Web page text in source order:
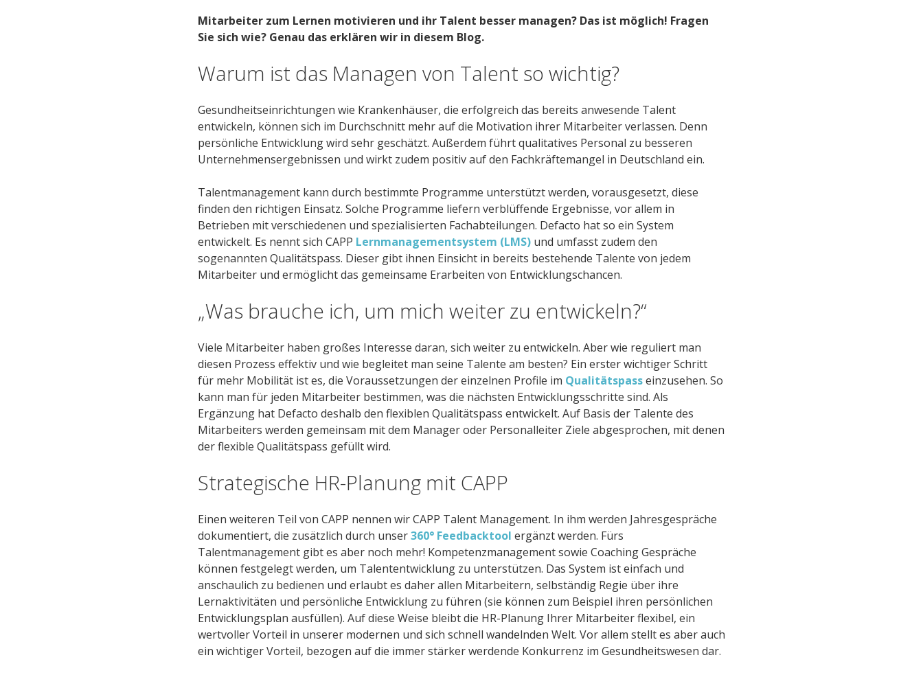
Mitarbeiter zum Lernen motivieren und ihr Talent besser managen? Das ist möglich! Fragen
Sie sich wie? Genau das erklären wir in diesem Blog.
Warum ist das Managen von Talent so wichtig?
Gesundheitseinrichtungen wie Krankenhäuser, die erfolgreich das bereits anwesende Talent
entwickeln, können sich im Durchschnitt mehr auf die Motivation ihrer Mitarbeiter verlassen. Denn
persönliche Entwicklung wird sehr geschätzt. Außerdem führt qualitatives Personal zu besseren
Unternehmensergebnissen und wirkt zudem positiv auf den Fachkräftemangel in Deutschland ein.
Talentmanagement kann durch bestimmte Programme unterstützt werden, vorausgesetzt, diese
finden den richtigen Einsatz. Solche Programme liefern verblüffende Ergebnisse, vor allem in
Betrieben mit verschiedenen und spezialisierten Fachabteilungen. Defacto hat so ein System
entwickelt. Es nennt sich CAPP Lernmanagementsystem (LMS) und umfasst zudem den
sogenannten Qualitätspass. Dieser gibt ihnen Einsicht in bereits bestehende Talente von jedem
Mitarbeiter und ermöglicht das gemeinsame Erarbeiten von Entwicklungschancen.
„Was brauche ich, um mich weiter zu entwickeln?“
Viele Mitarbeiter haben großes Interesse daran, sich weiter zu entwickeln. Aber wie reguliert man
diesen Prozess effektiv und wie begleitet man seine Talente am besten? Ein erster wichtiger Schritt
für mehr Mobilität ist es, die Voraussetzungen der einzelnen Profile im Qualitätspasseinzusehen. So
kann man für jeden Mitarbeiter bestimmen, was die nächsten Entwicklungsschritte sind. Als
Ergänzung hat Defacto deshalb den flexiblen Qualitätspass entwickelt. Auf Basis der Talente des
Mitarbeiters werden gemeinsam mit dem Manager oder Personalleiter Ziele abgesprochen, mit denen
der flexible Qualitätspass gefüllt wird.
Strategische HR-Planung mit CAPP
Einen weiteren Teil von CAPP nennen wir CAPP Talent Management. In ihm werden Jahresgespräche
dokumentiert, die zusätzlich durch unser360° Feedbacktool ergänzt werden. Fürs
Talentmanagement gibt es aber noch mehr! Kompetenzmanagement sowie Coaching Gespräche
können festgelegt werden, um Talententwicklung zu unterstützen. Das System ist einfach und
anschaulich zu bedienen und erlaubt es daher allen Mitarbeitern, selbständig Regie über ihre
Lernaktivitäten und persönliche Entwicklung zu führen (sie können zum Beispiel ihren persönlichen
Entwicklungsplan ausfüllen). Auf diese Weise bleibt die HR-Planung Ihrer Mitarbeiter flexibel, ein
wertvoller Vorteil in unserer modernen und sich schnell wandelnden Welt. Vor allem stellt es aber auch
ein wichtiger Vorteil, bezogen auf die immer stärker werdende Konkurrenz im Gesundheitswesen dar.